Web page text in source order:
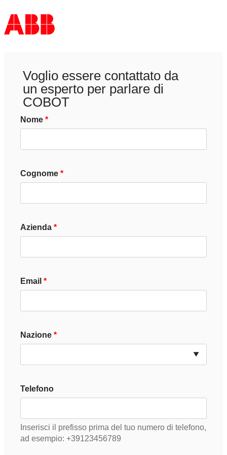
Voglio essere contattato da
un esperto per parlare di
COBOT
Nome
Cognome
Azienda
Email
Nazione
Telefono
Inserisci il prefisso prima del tuo numero di telefono,
ad esempio: +39123456789